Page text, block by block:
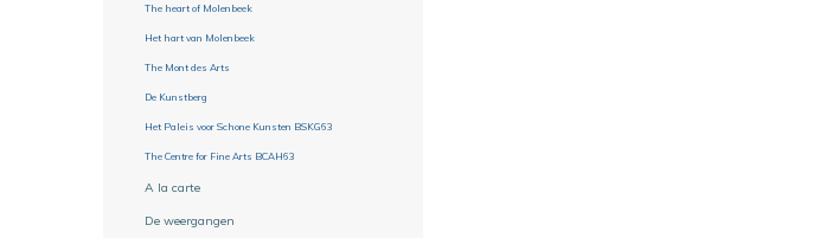
The heart of Molenbeek
Het hart van Molenbeek
The Mont des Arts
De Kunstberg
Het Paleis voor Schone Kunsten BSKG63
The Centre for Fine Arts BCAH63
A la carte
De weergangen